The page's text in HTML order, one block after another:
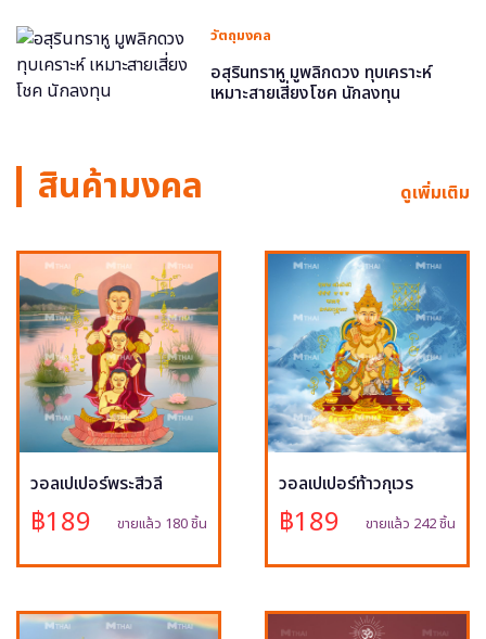
วัตถุมงคล
อสุรินทราหู มูพลิกดวง ทุบเคราะห์
เหมาะสายเสี่ยงโชค นักลงทุน
สินค้ามงคล ดูเพิ่มเติม
วอลเปเปอร์พระสีวลี
฿189 ขายแล้ว 180 ชิ้น
วอลเปเปอร์ท้าวกุเวร
฿189 ขายแล้ว 242 ชิ้น